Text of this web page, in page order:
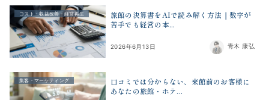
コスト・収益改善・経営再生
旅館の決算書をAIで読み解く方法｜数字が
苦手でも経営の本...
2026年6月13日 青木 康弘
集客・マーケティング
口コミでは分からない、来館前のお客様に
あなたの旅館・ホテ...